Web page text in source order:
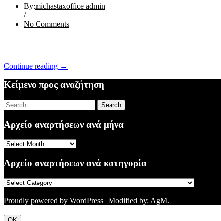
By:michastaxoffice admin
/
No Comments
Continue reading “ΕΝΗΜΕΡΩΣΗ
→
Κείμενο προς αναζήτηση
Search
for:
Αρχείο αναρτήσεων ανά μήνα
Αρχείο
ανά
μήνα
Αρχείο αναρτήσεων ανά κατηγορία
Αρχείο
ανά
Proudly powered by WordPress | Modified by: AgM.